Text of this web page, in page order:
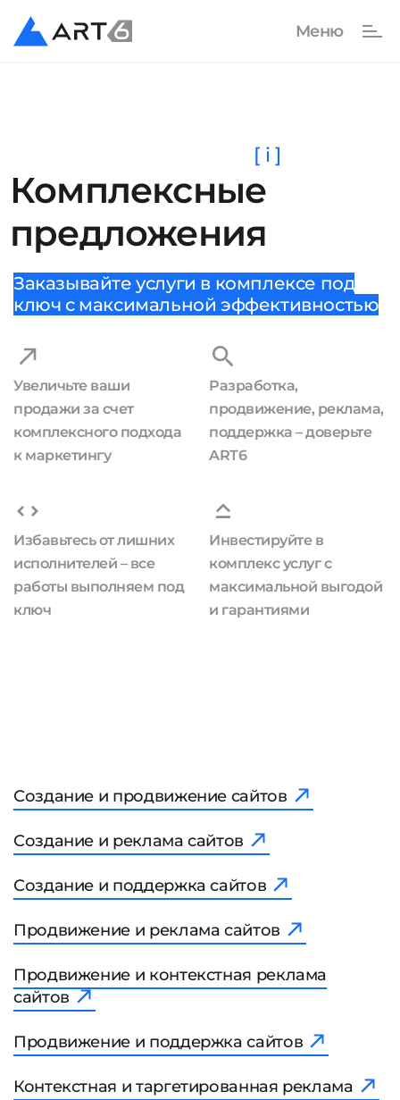
Комплексные
предложения
[ i ]
Заказывайте услуги в комплексе под
ключ с максимальной эффективностью
Увеличьте ваши
продажи за счет
комплексного подхода
к маркетингу
Разработка,
продвижение, реклама,
поддержка – доверьте
ART6
Избавьтесь от лишних
исполнителей – все
работы выполняем под
ключ
Инвестируйте в
комплекс услуг с
максимальной выгодой
и гарантиями
Создание и продвижение сайтов
Создание и реклама сайтов
Создание и поддержка сайтов
Продвижение и реклама сайтов
Продвижение и контекстная реклама
сайтов
Продвижение и поддержка сайтов
Контекстная и таргетированная реклама